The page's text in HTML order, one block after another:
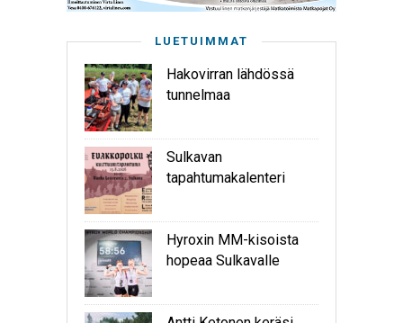
LUETUIMMAT
Hakovirran lähdössä
tunnelmaa
Sulkavan
tapahtumakalenteri
Hyroxin MM-kisoista
hopeaa Sulkavalle